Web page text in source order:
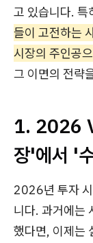
고 있습니다. 특
들이 고전하는
시장의 주인공
그 이면의 전략
1. 2026
장'에서 '
2026년 투자
니다. 과거에는
했다면, 이제는